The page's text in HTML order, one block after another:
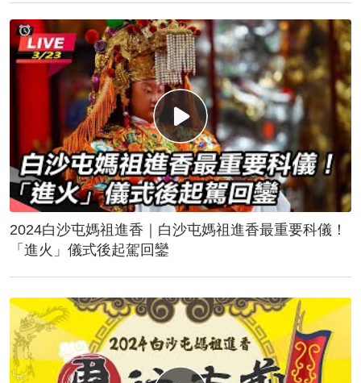
2024白沙屯媽祖進香｜白沙屯媽祖進香最重要科儀！
「進火」儀式後起駕回鑾